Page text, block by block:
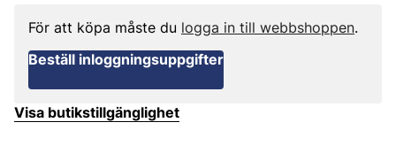
För att köpa måste du logga in till webbshoppen.
Beställ inloggningsuppgifter
Visa butikstillgänglighet